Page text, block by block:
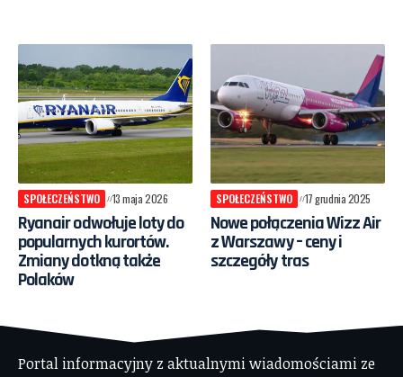
SPOŁECZEŃSTWO 13 maja 2026
Ryanair odwołuje loty do
popularnych kurortów.
Zmiany dotkną także
Polaków
SPOŁECZEŃSTWO 17 grudnia 2025
Nowe połączenia Wizz Air
z Warszawy – ceny i
szczegóły tras
Portal informacyjny z aktualnymi wiadomościami ze